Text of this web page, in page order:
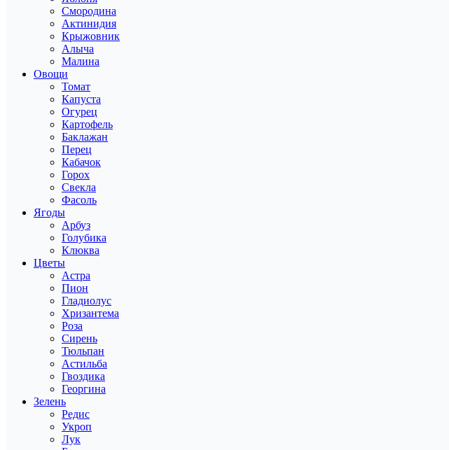
Смородина
Актинидия
Крыжовник
Алыча
Малина
Овощи
Томат
Капуста
Огурец
Картофель
Баклажан
Перец
Кабачок
Горох
Свекла
Фасоль
Ягоды
Арбуз
Голубика
Клюква
Цветы
Астра
Пион
Гладиолус
Хризантема
Роза
Сирень
Тюльпан
Астильба
Гвоздика
Георгина
Зелень
Редис
Укроп
Лук